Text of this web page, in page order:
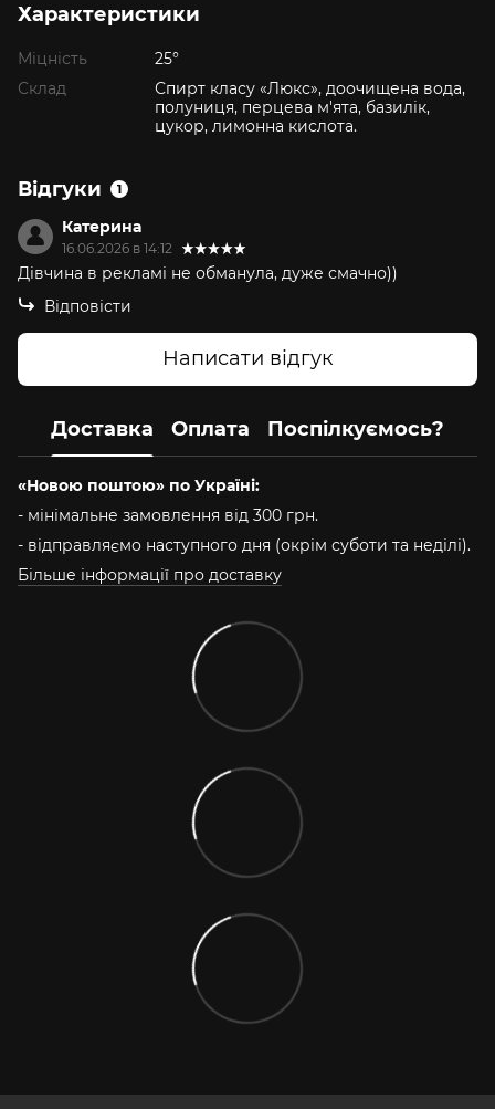
Характеристики
Міцність
25°
Склад
Спирт класу «Люкс», доочищена вода,
полуниця, перцева м'ята, базилік,
цукор, лимонна кислота.
Відгуки 1
Катерина
16.06.2026 в 14:12
Дівчина в рекламі не обманула, дуже смачно))
Відповісти
Написати відгук
Доставка Оплата Поспілкуємось?
«Новою поштою» по Україні:
- мінімальне замовлення від 300 грн.
- відправляємо наступного дня (окрім суботи та неділі).
Більше інформації про доставку